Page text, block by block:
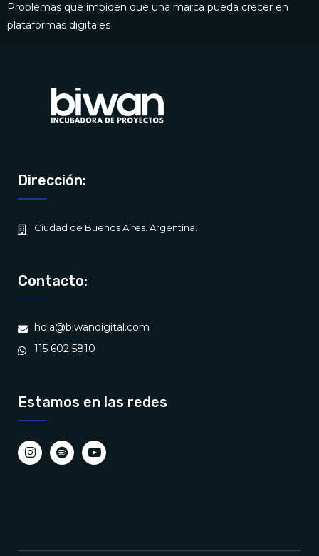
Problemas que impiden que una marca pueda crecer en
plataformas digitales
Dirección:
Ciudad de Buenos Aires. Argentina.
Contacto:
hola@biwandigital.com
115 602 5810
Estamos en las redes